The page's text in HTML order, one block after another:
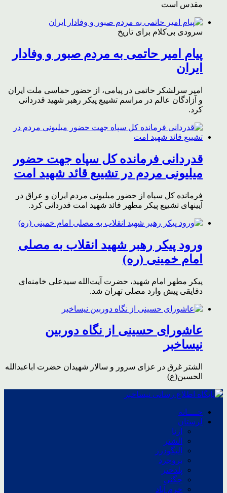
مقدس است
سرودی بی‌کلام برای تاریخ
پیام امیر حاتمی به مردم صبور و وفادار
ایران
امیر سرلشکر حاتمی در پیامی، از حضور حماسی ملت ایران
و آزادگان عالم در مراسم تشییع پیکر رهبر شهید قدردانی
کرد.
قدردانی فرمانده کل سپاه جهت حضور
میلیونی مردم در تشییع قائد شهید امت
فرمانده کل سپاه از حضور میلیونی مردم ایران و عراق در
آیینهای تشییع پیکر مطهر قائد شهید امت قدردانی کرد.
ورود پیکر رهبر شهید انقلاب به مصلی
امام خمینی (ره)
پیکر مطهر امام شهید،‌ حضرت آیت‌الله سیدعلی خامنه‌ای
دقایقی پیش وارد مصلی تهران شد.
عاشورای حسینی از نگاه دوربین
نیساخبر
الشتر غرق در عزای سرور و سالار شهیدان حضرت اباعبدالله
الحسین(ع)
خــــانه
لرستان
ازنا
الشتر
الیگودرز
بروجرد
پلدختر
چگنی
خرم آباد